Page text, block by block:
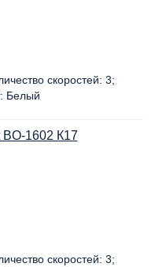
скоростей: 3
Белый
1602 К17
скоростей: 3